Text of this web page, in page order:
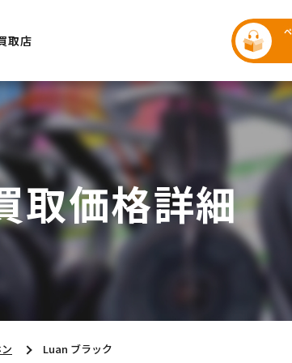
取店
取価格詳細
Luan ブラック